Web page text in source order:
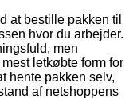
at bestille pakken til
hvor du arbejder.
men
letkøbte form for
hente pakken selv,
af netshoppens